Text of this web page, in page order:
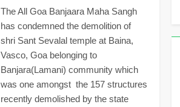
The All Goa Banjaara Maha Sangh
has condemned the demolition of
shri Sant Sevalal temple at Baina,
Vasco, Goa belonging to
Banjara(Lamani) community which
was one amongst the 157 structures
recently demolished by the state